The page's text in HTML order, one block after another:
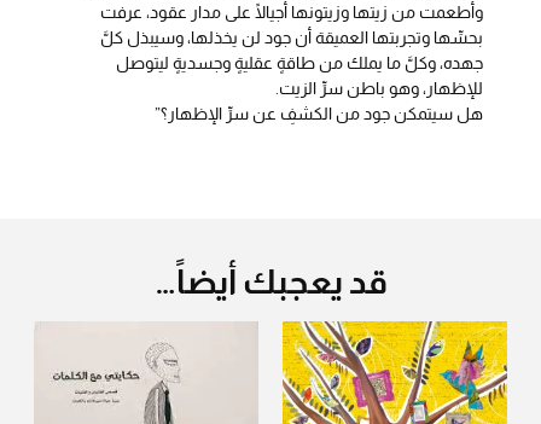
وأطعمت من زيتها وزيتونها أجيالًا على مدار عقود، عرفت
بحسِّها وتجربتها العميقة أن جود لن يخذلها، وسيبذل كلَّ
جهده، وكلَّ ما يملك من طاقةٍ عقليةٍ وجسديةٍ ليتوصل
للإظهار، وهو باطن سرِّ الزيت.
هل سيتمكن جود من الكشفِ عن سرِّ الإظهار؟”
قد يعجبك أيضاً…